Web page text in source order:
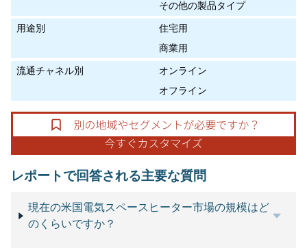
その他の製品タイプ
用途別
住宅用
商業用
流通チャネル別
オンライン
オフライン
レポートで回答される主要な質問
現在の米国電気スペースヒーター市場の規模はど
のくらいですか？